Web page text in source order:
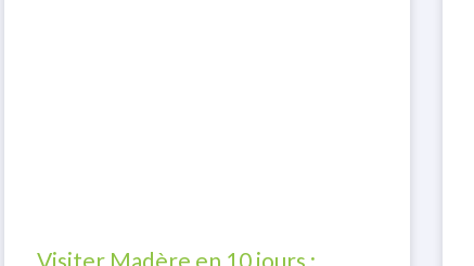
Visiter Madère en 10 jours :